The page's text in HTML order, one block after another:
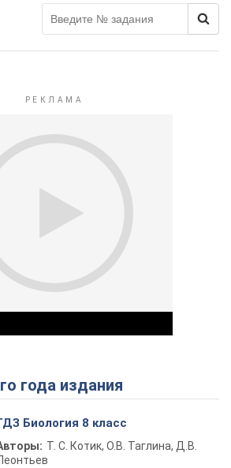
Play Video
года издания
Биология 8 класс
Т. С. Котик, О.В. Таглина, Д.В.